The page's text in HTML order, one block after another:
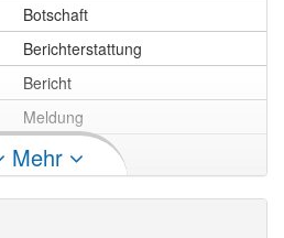
Botschaft
Berichterstattung
Bericht
Meldung
Nachricht
Mehr